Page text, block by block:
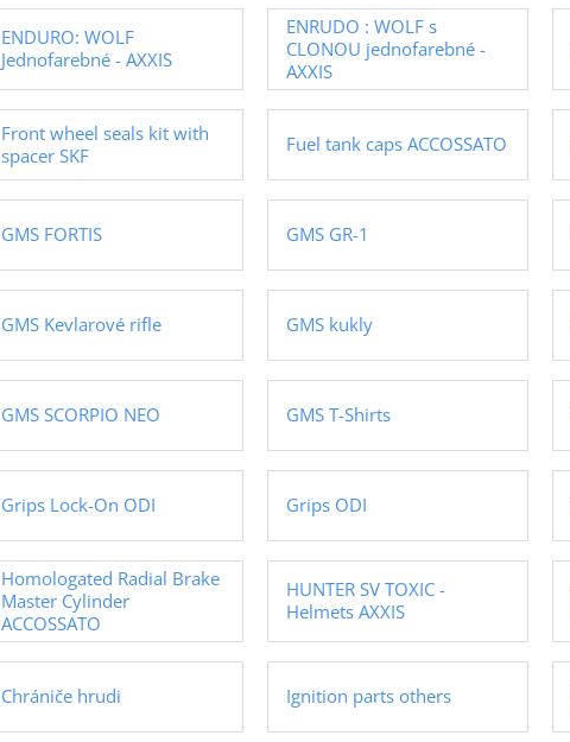
ENDURO: WOLF
Jednofarebné - AXXIS
ENRUDO : WOLF s
CLONOU jednofarebné -
AXXIS
Front wheel seals kit with
spacer SKF
Fuel tank caps ACCOSSATO
GMS FORTIS GMS GR-1
GMS Kevlarové rifle GMS kukly
GMS SCORPIO NEO GMS T-Shirts
Grips Lock-On ODI Grips ODI
Homologated Radial Brake
Master Cylinder
ACCOSSATO
HUNTER SV TOXIC -
Helmets AXXIS
Chrániče hrudi Ignition parts others